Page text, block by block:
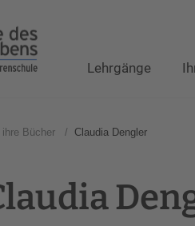
Lehrgänge
Bücher / Claudia Dengler